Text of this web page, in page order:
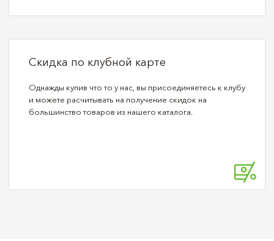
Скидка по клубной карте
Однажды купив что то у нас, вы присоединяетесь к клубу
и можете расчитывать на получение скидок на
большинство товаров из нашего каталога.